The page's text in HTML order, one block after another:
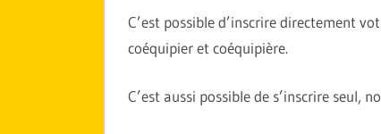
C’est possible d’inscrire directement
coéquipier et coéquipière.
C’est aussi possible de s’inscrire seul,